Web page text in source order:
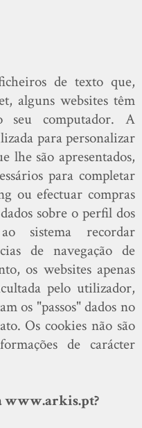
de texto que,
alguns websites têm
seu computador. A
para personalizar
lhe são apresentados,
para completar
ou efectuar compras
sobre o perfil dos
sistema recordar
de navegação de
os websites apenas
pelo utilizador,
os "passos" dados no
Os cookies não são
de carácter
www.arkis.pt?